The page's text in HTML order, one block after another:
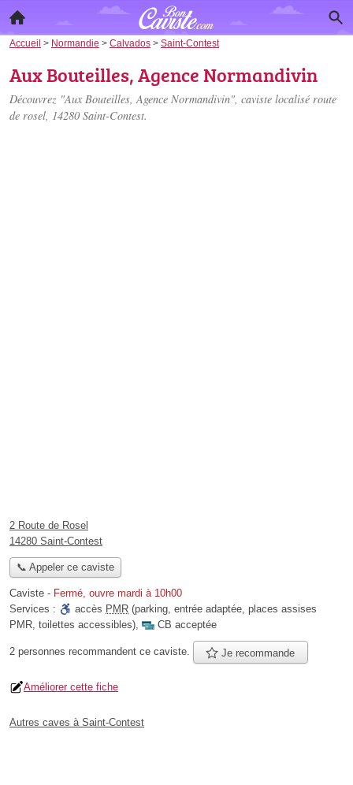
Accueil > Normandie > Calvados > Saint-Contest
Aux Bouteilles, Agence Normandivin
Découvrez "Aux Bouteilles, Agence Normandivin", caviste localisé route
de rosel, 14280 Saint-Contest.
2 Route de Rosel
14280 Saint-Contest
📞 Appeler ce caviste
Caviste - Fermé, ouvre mardi à 10h00
Services :
accès PMR (parking, entrée adaptée, places assises
PMR, toilettes accessibles), CB acceptée
2 personnes recommandent ce caviste. Je recommande
Améliorer cette fiche
Autres caves à Saint-Contest